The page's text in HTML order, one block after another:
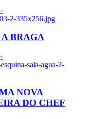
2-335x256.jpg
BRAGA
sala-agua-2-
NOVA
DO CHEF